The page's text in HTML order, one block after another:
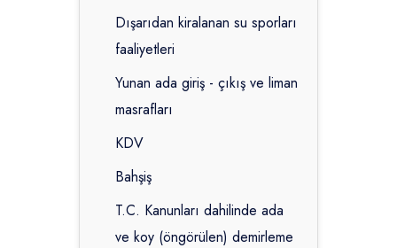
Dışarıdan kiralanan su sporları
faaliyetleri
Yunan ada giriş - çıkış ve liman
masrafları
KDV
Bahşiş
T.C. Kanunları dahilinde ada
ve koy (öngörülen) demirleme